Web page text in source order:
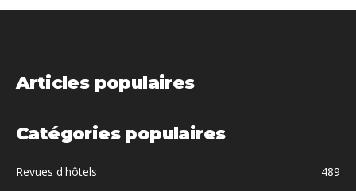
Articles populaires
Catégories populaires
Revues d'hôtels
489